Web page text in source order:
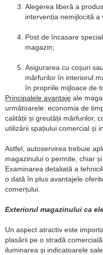
Alegerea liberă a
intervenția nemijlocită a
Post de încasare
magazin;
Asigurarea cu coșuri
mărfurilor în interiorul
în propriile mijloace de
Principalele avantaje ale
următoarele: economia de
calității și greutății mărfurilor,
utilizării spațiului comercial și
Astfel, autoservirea trebuie
magazinului o permite, chiar
Examinarea detaliată a
o dată în plus avantajele
comerțului.
Exteriorul magazinului ca
Un aspect atractiv este
plasării pe o stradă
iluminarea și indicatoarele